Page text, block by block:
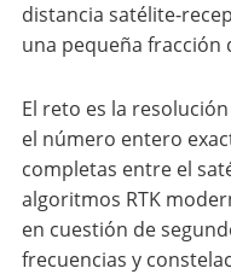
distancia satélite-
una pequeña fracción
El reto es la
el número entero
completas entre el
algoritmos RTK
en cuestión de
frecuencias y